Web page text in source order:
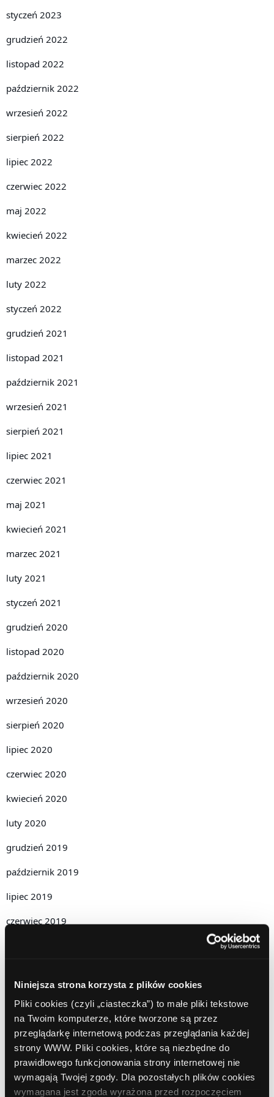
Niniejsza strona korzysta z plików cookies
Pliki cookies (czyli „ciasteczka”) to małe pliki tekstowe
na Twoim komputerze, które tworzone są przez
przeglądarkę internetową podczas przeglądania każdej
strony WWW. Pliki cookies, które są niezbędne do
prawidłowego funkcjonowania strony internetowej nie
wymagają Twojej zgody. Dla pozostałych plików cookies
wymagana jest zgoda wyrażona przed rozpoczęciem
styczeń 2023
grudzień 2022
listopad 2022
październik 2022
wrzesień 2022
sierpień 2022
lipiec 2022
czerwiec 2022
maj 2022
kwiecień 2022
marzec 2022
luty 2022
styczeń 2022
grudzień 2021
listopad 2021
październik 2021
wrzesień 2021
sierpień 2021
lipiec 2021
czerwiec 2021
maj 2021
kwiecień 2021
marzec 2021
luty 2021
styczeń 2021
grudzień 2020
listopad 2020
październik 2020
wrzesień 2020
sierpień 2020
lipiec 2020
czerwiec 2020
kwiecień 2020
luty 2020
grudzień 2019
październik 2019
lipiec 2019
czerwiec 2019
grudzień 2018
listopad 2018
październik 2018
wrzesień 2018
sierpień 2018